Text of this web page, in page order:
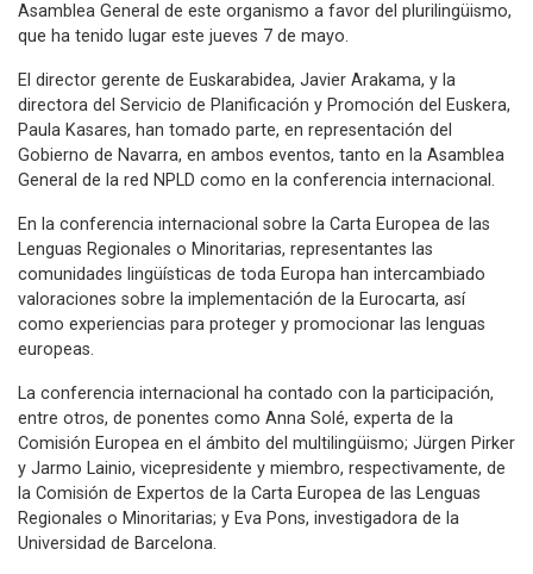
Asamblea General de este organismo a favor del plurilingüismo,
que ha tenido lugar este jueves 7 de mayo.
El director gerente de Euskarabidea, Javier Arakama, y la
directora del Servicio de Planificación y Promoción del Euskera,
Paula Kasares, han tomado parte, en representación del
Gobierno de Navarra, en ambos eventos, tanto en la Asamblea
General de la red NPLD como en la conferencia internacional.
En la conferencia internacional sobre la Carta Europea de las
Lenguas Regionales o Minoritarias, representantes las
comunidades lingüísticas de toda Europa han intercambiado
valoraciones sobre la implementación de la Eurocarta, así
como experiencias para proteger y promocionar las lenguas
europeas.
La conferencia internacional ha contado con la participación,
entre otros, de ponentes como Anna Solé, experta de la
Comisión Europea en el ámbito del multilingüismo; Jürgen Pirker
y Jarmo Lainio, vicepresidente y miembro, respectivamente, de
la Comisión de Expertos de la Carta Europea de las Lenguas
Regionales o Minoritarias; y Eva Pons, investigadora de la
Universidad de Barcelona.